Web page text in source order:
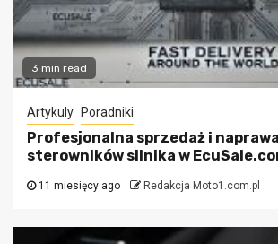
3 min read
Artykuly Poradniki
Profesjonalna sprzedaż i naprawa
sterowników silnika w
11 miesięcy ago Redakcja Moto1.com.pl